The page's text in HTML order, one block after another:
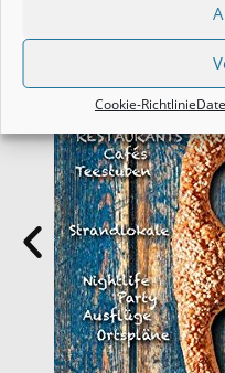
Cookie-Richtlinie